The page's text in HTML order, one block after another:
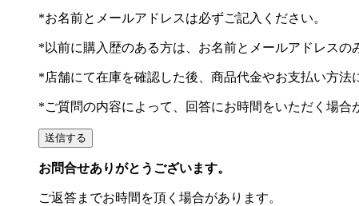
*お名前とメールアドレスは必ずご記入ください。
*以前に購入歴のある方は、お名前とメールアドレスの
*店舗にて在庫を確認した後、商品代金やお支払い方法
*ご質問の内容によって、回答にお時間をいただく場合
お問合せありがとうございます。
ご返答までお時間を頂く場合があります。